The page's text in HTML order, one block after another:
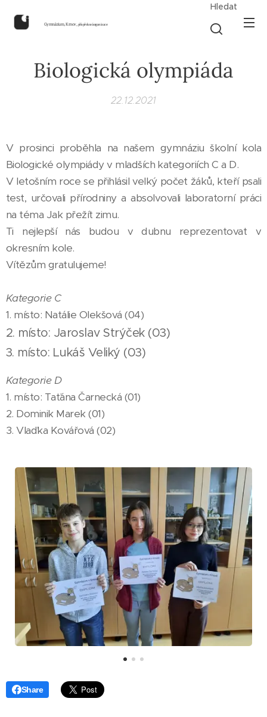
Gymnázium, Krnov,příspěvková organizace
Hledat
Biologická olympiáda
22.12.2021
V prosinci proběhla na našem gymnáziu školní kola
Biologické olympiády v mladších kategoriích C a D.
V letošním roce se přihlásil velký počet žáků, kteří psali
test, určovali přírodniny a absolvovali laboratorní práci
na téma Jak přežít zimu.
Ti nejlepší nás budou v dubnu reprezentovat v
okresním kole.
Vítězům gratulujeme!
Kategorie C
1. místo: Natálie Olekšová (04)
2. místo: Jaroslav Strýček (03)
3. místo: Lukáš Veliký (03)
Kategorie D
1. místo: Taťána Čarnecká (01)
2. Dominik Marek (01)
3. Vlaďka Kovářová (02)
Share